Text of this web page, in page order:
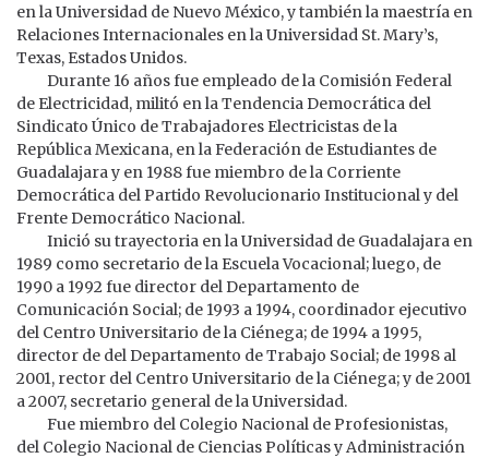
en la Universidad de Nuevo México, y también la maestría en
Relaciones Internacionales en la Universidad St. Mary’s,
Texas, Estados Unidos.
Durante 16 años fue empleado de la Comisión Federal
de Electricidad, militó en la Tendencia Democrática del
Sindicato Único de Trabajadores Electricistas de la
República Mexicana, en la Federación de Estudiantes de
Guadalajara y en 1988 fue miembro de la Corriente
Democrática del Partido Revolucionario Institucional y del
Frente Democrático Nacional.
Inició su trayectoria en la Universidad de Guadalajara en
1989 como secretario de la Escuela Vocacional; luego, de
1990 a 1992 fue director del Departamento de
Comunicación Social; de 1993 a 1994, coordinador ejecutivo
del Centro Universitario de la Ciénega; de 1994 a 1995,
director de del Departamento de Trabajo Social; de 1998 al
2001, rector del Centro Universitario de la Ciénega; y de 2001
a 2007, secretario general de la Universidad.
Fue miembro del Colegio Nacional de Profesionistas,
del Colegio Nacional de Ciencias Políticas y Administración